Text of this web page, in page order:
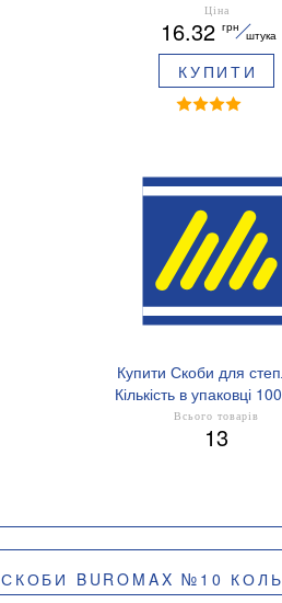
Ціна
16.32 грн
штука
КУПИТИ
Купити Скоби для
Кількість в упаковці
Всього товарів
13
СКОБИ BUROMAX №10